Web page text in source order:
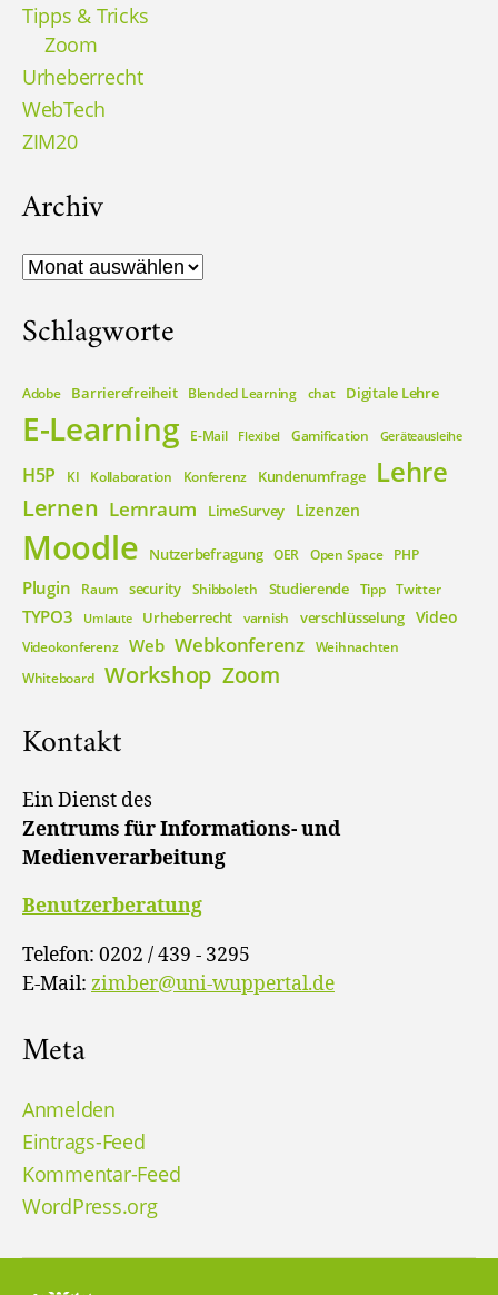
Tipps & Tricks
Zoom
Urheberrecht
WebTech
ZIM20
Archiv
Archiv
Schlagworte
Adobe Barrierefreiheit Blended Learning chat Digitale Lehre
E-Learning E-Mail Flexibel Gamification Geräteausleihe
H5P KI Kollaboration Konferenz Kundenumfrage Lehre
Lernen Lernraum LimeSurvey Lizenzen
Moodle Nutzerbefragung OER Open Space PHP
Plugin Raum security Shibboleth Studierende Tipp Twitter
TYPO3 Umlaute Urheberrecht varnish verschlüsselung Video
Videokonferenz Web Webkonferenz Weihnachten
Whiteboard Workshop Zoom
Kontakt
Ein Dienst des
Zentrums für Informations- und
Medienverarbeitung
Benutzerberatung
Telefon: 0202 / 439 - 3295
E-Mail: zimber@uni-wuppertal.de
Meta
Anmelden
Eintrags-Feed
Kommentar-Feed
WordPress.org